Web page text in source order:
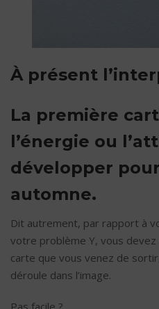
À présent
La première
l’énergie ou
développer
automne.
Dit autrement, par rapport à
votre problème Y, vous
carte que vous venez de
déroule dans l’image.
Pas facile ?